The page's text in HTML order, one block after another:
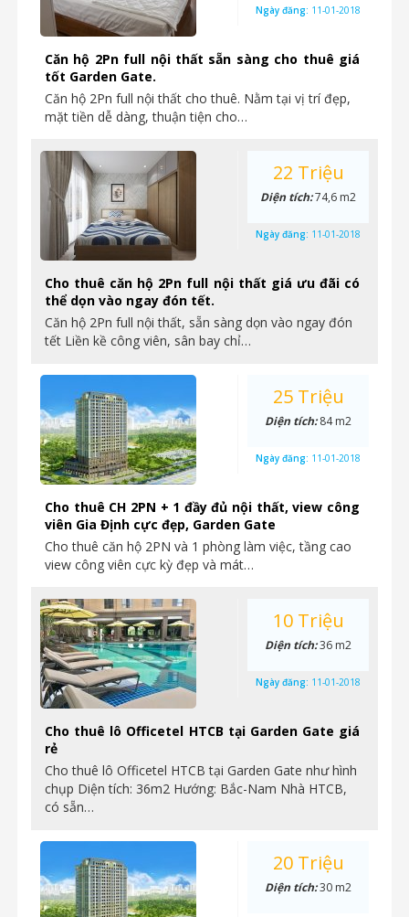
Căn hộ 2Pn full nội thất sẵn sàng cho thuê giá
tốt Garden Gate.
Căn hộ 2Pn full nội thất cho thuê. Nằm tại vị trí đẹp,
mặt tiền dễ dàng, thuận tiện cho…
Ngày đăng: 11-01-2018
Cho thuê căn hộ 2Pn full nội thất giá ưu đãi có
thể dọn vào ngay đón tết.
Căn hộ 2Pn full nội thất, sẵn sàng dọn vào ngay đón
tết Liền kề công viên, sân bay chỉ…
22 Triệu
Diện tích:74,6 m2
Ngày đăng: 11-01-2018
Cho thuê CH 2PN + 1 đầy đủ nội thất, view công
viên Gia Định cực đẹp, Garden Gate
Cho thuê căn hộ 2PN và 1 phòng làm việc, tầng cao
view công viên cực kỳ đẹp và mát…
25 Triệu
Diện tích:84 m2
Ngày đăng: 11-01-2018
Cho thuê lô Officetel HTCB tại Garden Gate giá
rẻ
Cho thuê lô Officetel HTCB tại Garden Gate như hình
chụp Diện tích: 36m2 Hướng: Bắc-Nam Nhà HTCB,
có sẵn…
10 Triệu
Diện tích:36 m2
Ngày đăng: 11-01-2018
20 Triệu
Diện tích:30 m2